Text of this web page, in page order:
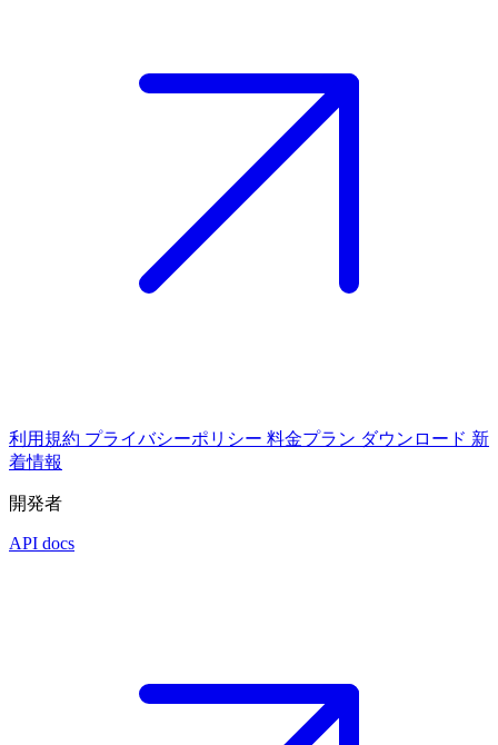
利用規約 プライバシーポリシー 料金プラン ダウンロード 新
着情報
開発者
API docs